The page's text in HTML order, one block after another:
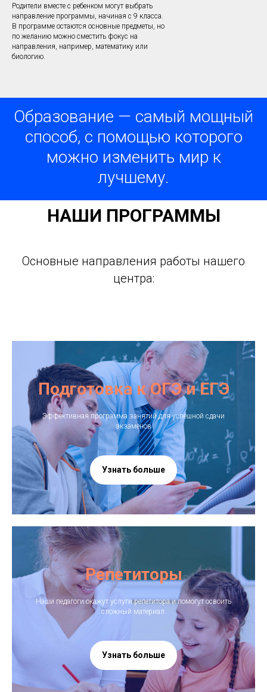
Родители вместе с ребенком могут выбрать
направление программы, начиная с 9 класса.
В программе остаются основные предметы, но
по желанию можно сместить фокус на
направления, например, математику или
биологию.
Образование — самый мощный
способ, с помощью которого
можно изменить мир к
лучшему.
НАШИ ПРОГРАММЫ
Основные направления работы нашего
центра:
Подготовка к ОГЭ и ЕГЭ
Эффективная программа занятий для успешной сдачи
экзаменов
Узнать больше
Репетиторы
Наши педагоги окажут услуги репетитора и помогут освоить
сложный материал.
Узнать больше